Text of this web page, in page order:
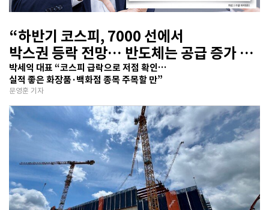
“하반기 코스피, 7000 선에서
박스권 등락 전망… 반도체는 공급 증가 선
반영 주시해야”
박세익 대표 “코스피 급락으로 저점 확인…
실적 좋은 화장품·백화점 종목 주목할 만”
문영훈 기자